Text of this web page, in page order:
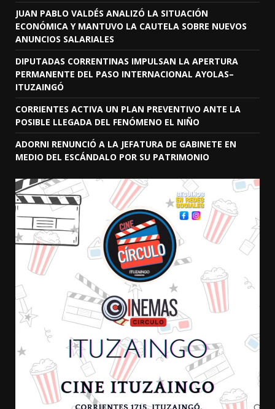
JUAN PABLO VALDÉS ANALIZÓ LA SITUACIÓN
ECONÓMICA Y MANTUVO LA CAUTELA SOBRE NUEVOS
ANUNCIOS SALARIALES
DIPUTADAS CORRENTINAS IMPULSAN LA APERTURA
PERMANENTE DEL PASO INTERNACIONAL AYOLAS–
ITUZAINGÓ
CORRIENTES ACTIVA UN PLAN PREVENTIVO ANTE LA
POSIBLE LLEGADA DEL FENÓMENO EL NIÑO
ADORNI RENUNCIÓ A LA JEFATURA DE GABINETE EN
MEDIO DEL ESCÁNDALO POR SU PATRIMONIO